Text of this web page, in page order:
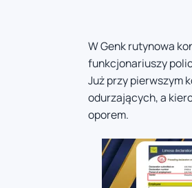
W Genk rutynowa
funkcjonariuszy
Już przy pierwszym
odurzających, a
oporem.